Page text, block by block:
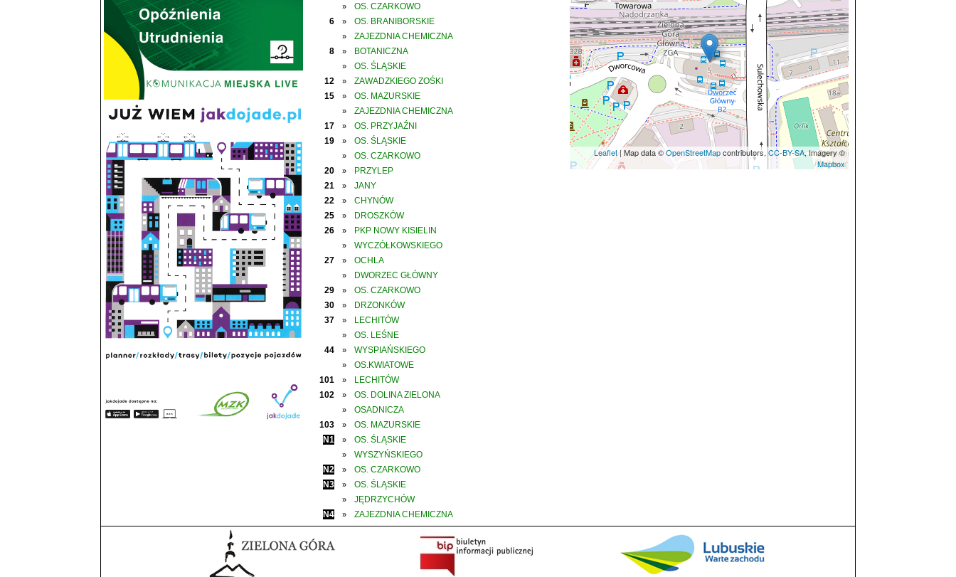
»
OS. CZARKOWO
6
» OS. BRANIBORSKIE
»
ZAJEZDNIA CHEMICZNA
8
» BOTANICZNA
»
OS. ŚLĄSKIE
12
»
ZAWADZKIEGO ZOŚKI
15
» OS. MAZURSKIE
»
ZAJEZDNIA CHEMICZNA
17
»
OS. PRZYJAŹNI
19
» OS. ŚLĄSKIE
»
OS. CZARKOWO
20
»
PRZYLEP
21
»
JANY
22
»
CHYNÓW
25
»
DROSZKÓW
26
» PKP NOWY KISIELIN
»
WYCZÓŁKOWSKIEGO
27
» OCHLA
»
DWORZEC GŁÓWNY
29
»
OS. CZARKOWO
30
»
DRZONKÓW
37
» LECHITÓW
»
OS. LEŚNE
44
» WYSPIAŃSKIEGO
»
OS.KWIATOWE
101
»
LECHITÓW
102
» OS. DOLINA ZIELONA
»
OSADNICZA
103
»
OS. MAZURSKIE
N1
» OS. ŚLĄSKIE
»
WYSZYŃSKIEGO
N2
»
OS. CZARKOWO
N3
» OS. ŚLĄSKIE
»
JĘDRZYCHÓW
N4
» ZAJEZDNIA CHEMICZNA
Leaflet| Map data ©OpenStreetMapcontributors, CC-BY-SA, Imagery ©
Mapbox